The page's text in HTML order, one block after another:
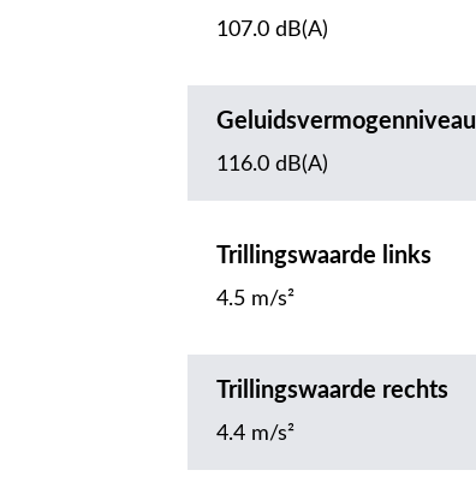
107.0 dB(A)
Geluidsvermogenniveau
116.0 dB(A)
Trillingswaarde links
4.5 m/s²
Trillingswaarde rechts
4.4 m/s²